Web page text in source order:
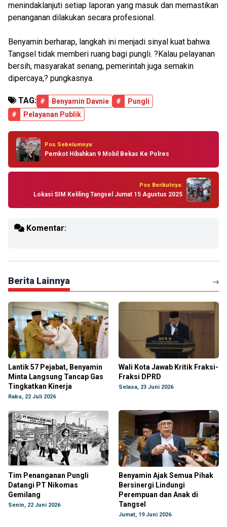
menindaklanjuti setiap laporan yang masuk dan memastikan
penanganan dilakukan secara profesional.
Benyamin berharap, langkah ini menjadi sinyal kuat bahwa
Tangsel tidak memberi ruang bagi pungli. ?Kalau pelayanan
bersih, masyarakat senang, pemerintah juga semakin
dipercaya,? pungkasnya.
TAG: # Benyamin Davnie #
Pungli
#
Pelayanan Publik
Pos Sebelumnya:
Pemkot Hibahkan 9 Mobil Bekas Ke Polres
Pos Berikutnya:
Lokasi SIM Keliling Tangsel Jumat 15 Agustus 2025
Komentar:
Berita Lainnya
Lantik 57 Pejabat, Benyamin
Minta Langsung Tancap Gas
Tingkatkan Kinerja
Rabu, 22 Juli 2026
Wali Kota Jawab Kritik Fraksi-
Fraksi DPRD
Selasa, 23 Juni 2026
Tim Penanganan Pungli
Datangi PT Nikomas
Gemilang
Senin, 22 Juni 2026
Benyamin Ajak Semua Pihak
Bersinergi Lindungi
Perempuan dan Anak di
Tangsel
Jumat, 19 Juni 2026